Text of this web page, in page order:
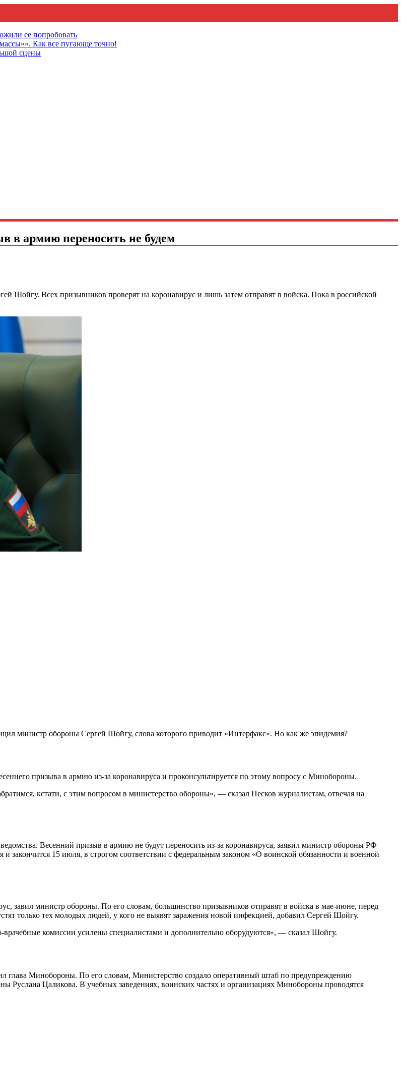
ее попробовать
Как все пугающе точно!
сцены
в армию переносить не будем
Всех призывников проверят на коронавирус и лишь затем отправят в войска. Пока в российской
министр обороны Сергей Шойгу, слова которого приводит «Интерфакс». Но как же эпидемия?
призыва в армию из-за коронавируса и проконсультируется по этому вопросу с Минобороны.
кстати, с этим вопросом в министерство обороны», — сказал Песков журналистам, отвечая на
Весенний призыв в армию не будут переносить из-за коронавируса, заявил министр обороны РФ
15 июля, в строгом соответствии с федеральным законом «О воинской обязанности и военной
завил министр обороны. По его словам, большинство призывников отправят в войска в мае-июне, перед
только тех молодых людей, у кого не выявят заражения новой инфекцией, добавил Сергей Шойгу.
комиссии усилены специалистами и дополнительно оборудуются», — сказал Шойгу.
глава Минобороны. По его словам, Министерство создало оперативный штаб по предупреждению
Руслана Цаликова. В учебных заведениях, воинских частях и организациях Минобороны проводятся